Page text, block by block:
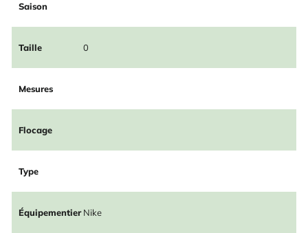
Saison
Taille 0
Mesures
Flocage
Type
Équipementier Nike